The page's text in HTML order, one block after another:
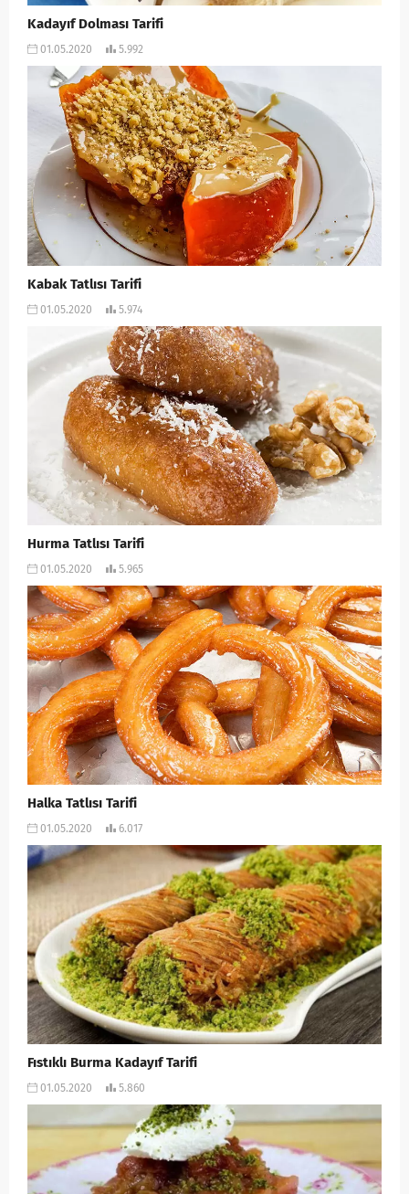
Kadayıf Dolması Tarifi
01.05.2020 5.992
Kabak Tatlısı Tarifi
01.05.2020 5.974
Hurma Tatlısı Tarifi
01.05.2020 5.965
Halka Tatlısı Tarifi
01.05.2020 6.017
Fıstıklı Burma Kadayıf Tarifi
01.05.2020 5.860